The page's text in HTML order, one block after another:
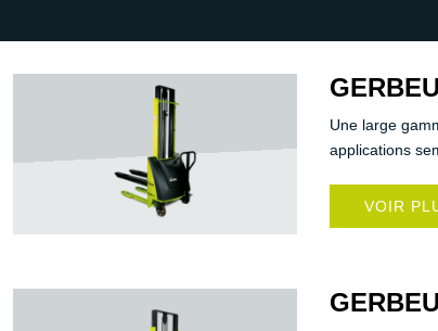
Une large
applications
VOIR